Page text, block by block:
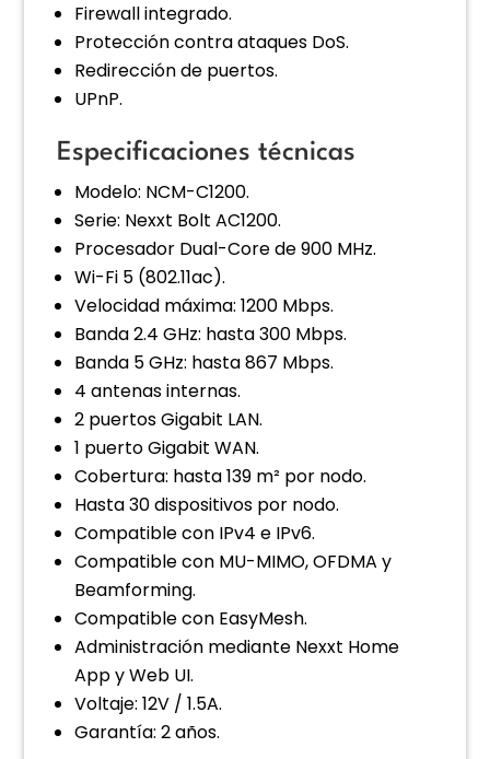
Firewall integrado.
Protección contra ataques DoS.
Redirección de puertos.
UPnP.
Especificaciones técnicas
Modelo: NCM-C1200.
Serie: Nexxt Bolt AC1200.
Procesador Dual-Core de 900 MHz.
Wi-Fi 5 (802.11ac).
Velocidad máxima: 1200 Mbps.
Banda 2.4 GHz: hasta 300 Mbps.
Banda 5 GHz: hasta 867 Mbps.
4 antenas internas.
2 puertos Gigabit LAN.
1 puerto Gigabit WAN.
Cobertura: hasta 139 m² por nodo.
Hasta 30 dispositivos por nodo.
Compatible con IPv4 e IPv6.
Compatible con MU-MIMO, OFDMA y
Beamforming.
Compatible con EasyMesh.
Administración mediante Nexxt Home
App y Web UI.
Voltaje: 12V / 1.5A.
Garantía: 2 años.